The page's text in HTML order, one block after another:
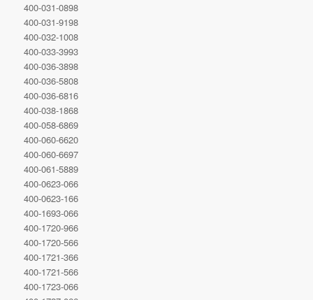
400-031-0898
400-031-9198
400-032-1008
400-033-3993
400-036-3898
400-036-5808
400-036-6816
400-038-1868
400-058-6869
400-060-6620
400-060-6697
400-061-5889
400-0623-066
400-0623-166
400-1693-066
400-1720-966
400-1720-566
400-1721-366
400-1721-566
400-1723-066